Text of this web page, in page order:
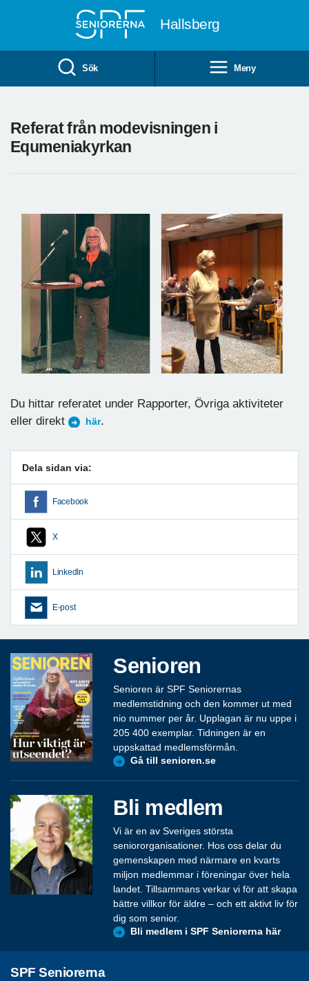
Hallsberg
Sök Meny
Referat från modevisningen i
Equmeniakyrkan
Du hittar referatet under Rapporter, Övriga aktiviteter
eller direkt
här.
Dela sidan via:
Facebook
X
LinkedIn
E-post
Senioren
Senioren är SPF Seniorernas
medlemstidning och den kommer ut med
nio nummer per år. Upplagan är nu uppe i
205 400 exemplar. Tidningen är en
uppskattad medlemsförmån.
Gå till senioren.se
Bli medlem
Vi är en av Sveriges största
seniororganisationer. Hos oss delar du
gemenskapen med närmare en kvarts
miljon medlemmar i föreningar över hela
landet. Tillsammans verkar vi för att skapa
bättre villkor för äldre – och ett aktivt liv för
dig som senior.
Bli medlem i SPF Seniorerna här
SPF Seniorerna